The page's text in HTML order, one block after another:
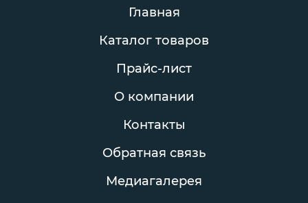
Главная
Каталог товаров
Прайс-лист
О компании
Контакты
Обратная связь
Медиагалерея